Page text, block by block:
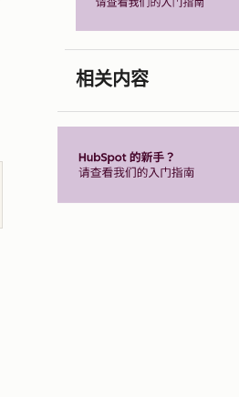
相关内容